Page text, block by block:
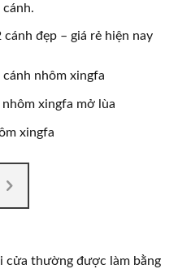
đẹp – giá rẻ hiện nay
nhôm xingfa
xingfa mở lùa
xingfa
cửa thường được làm bằng